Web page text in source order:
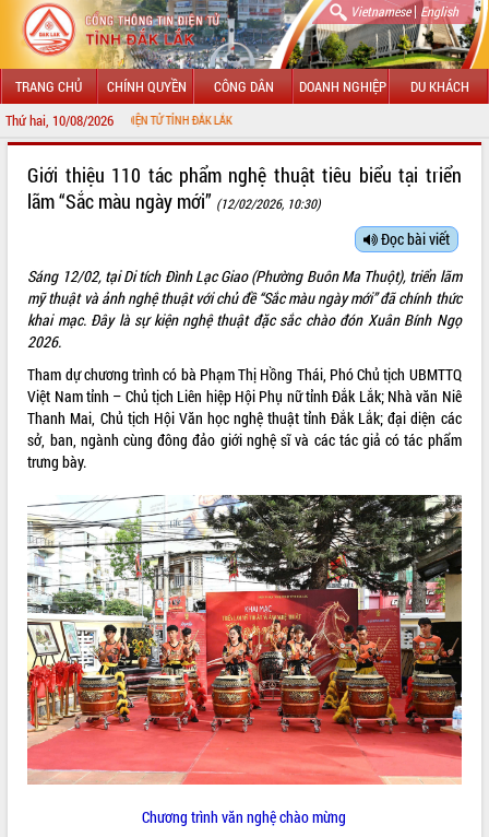
Vietnamese| English
TRANG CHỦ CHÍNH QUYỀN CÔNG DÂN DOANH NGHIỆP DU KHÁCH
Thứ hai, 10/08/2026
THÔNG TIN ĐIỆN TỬ TỈNH ĐẮK LẮK
LÃNH ĐẠO UBND TỈNH
SỞ, BAN, NGÀNH
UBND CÁC XÃ, PHƯỜNG
THÔNG TIN CHỈ ĐẠO ĐIỀU HÀNH
HỆ THỐNG VĂN BẢN
VĂN BẢN HĐND TỈNH
ĐIỂM TIN VĂN BẢN
QUY HOẠCH - KẾ HOẠCH
Giới thiệu 110 tác phẩm nghệ thuật tiêu biểu tại triển
lãm “Sắc màu ngày mới” (12/02/2026, 10:30)
Đọc bài viết
Sáng 12/02, tại Di tích Đình Lạc Giao (Phường Buôn Ma Thuột), triển lãm
mỹ thuật và ảnh nghệ thuật với chủ đề “Sắc màu ngày mới” đã chính thức
khai mạc. Đây là sự kiện nghệ thuật đặc sắc chào đón Xuân Bính Ngọ
2026.
Tham dự chương trình có bà Phạm Thị Hồng Thái, Phó Chủ tịch UBMTTQ
Việt Nam tỉnh – Chủ tịch Liên hiệp Hội Phụ nữ tỉnh Đắk Lắk; Nhà văn Niê
Thanh Mai, Chủ tịch Hội Văn học nghệ thuật tỉnh Đắk Lắk; đại diện các
sở, ban, ngành cùng đông đảo giới nghệ sĩ và các tác giả có tác phẩm
trưng bày.
Chương trình văn nghệ chào mừng